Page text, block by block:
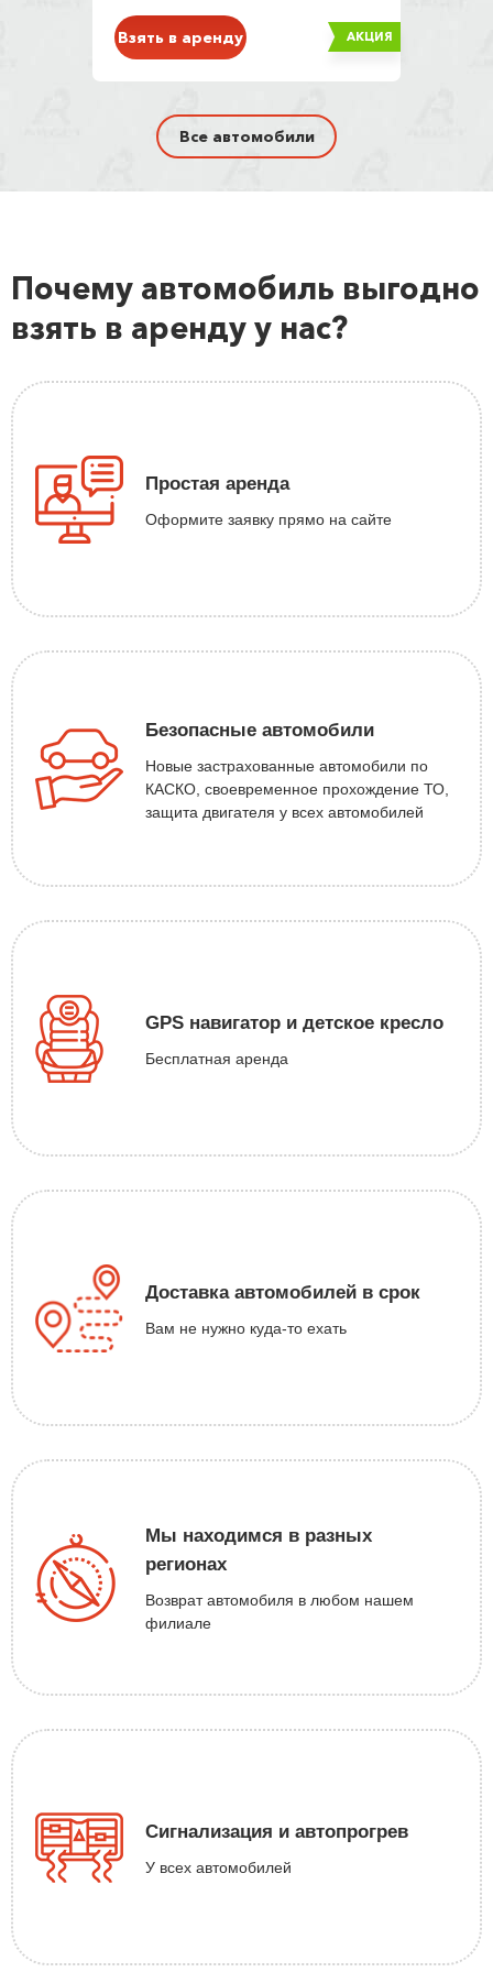
Взять в аренду АКЦИЯ
Все автомобили
Почему автомобиль выгодно
взять в аренду у нас?
Простая аренда
Оформите заявку прямо на сайте
Безопасные автомобили
Новые застрахованные автомобили по
КАСКО, своевременное прохождение ТО,
защита двигателя у всех автомобилей
GPS навигатор и детское кресло
Бесплатная аренда
Доставка автомобилей в срок
Вам не нужно куда-то ехать
Мы находимся в разных
регионах
Возврат автомобиля в любом нашем
филиале
Сигнализация и автопрогрев
У всех автомобилей